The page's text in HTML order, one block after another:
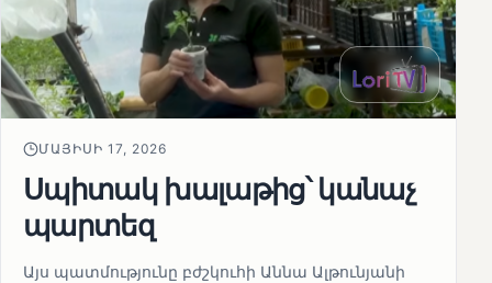
ՄԱՅԻՍԻ 17, 2026
Սպիտակ խալաթից՝ կանաչ
պարտեզ
Այս պատմությունը բժշկուհի Աննա Ալթունյանի